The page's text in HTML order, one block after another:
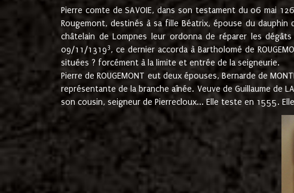
Pierre comte de SAVOIE, dans son testament du 06 mai
Rougemont, destinés à sa fille Béatrix, épouse du dauphin
châtelain de Lompnes leur ordonna de réparer les
09/11/13193, ce dernier accorda à Bartholomé de
situées ? forcément à la limite et entrée de la seigneurie.
Pierre de ROUGEMONT eut deux épouses, Bernarde de
représentante de la branche aînée. Veuve de Guillaume de
son cousin, seigneur de Pierrecloux... Elle teste en 1555.